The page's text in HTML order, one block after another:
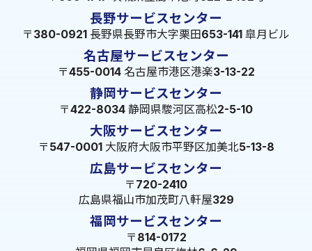
長野サービスセンター
〒380-0921 長野県長野市大字栗田653-141 皐月ビル
名古屋サービスセンター
〒455-0014 名古屋市港区港楽3-13-22
静岡サービスセンター
〒422-8034 静岡県駿河区高松2-5-10
大阪サービスセンター
〒547-0001 大阪府大阪市平野区加美北5-13-8
広島サービスセンター
〒720-2410
広島県福山市加茂町八軒屋329
福岡サービスセンター
〒814-0172